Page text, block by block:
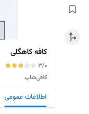
کافه کاهگلی
3/0
کافی‌شاپ
اطلاعات عمومی